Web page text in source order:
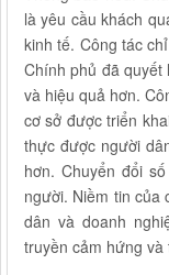
là yêu cầu khách
kinh tế. Công tác
Chính phủ đã quyết
và hiệu quả hơn.
cơ sở được triển
thực được người
hơn. Chuyển đổi
người. Niềm tin của
dân và doanh
truyền cảm hứng